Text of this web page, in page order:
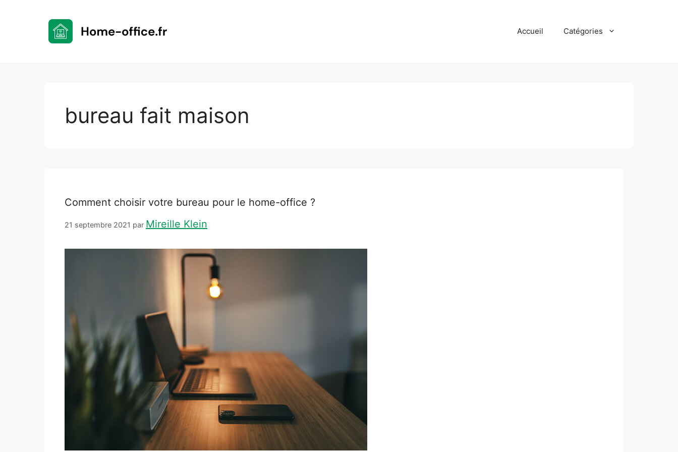
Accueil Catégories
bureau fait maison
Comment choisir votre bureau pour le home-office ?
21 septembre 2021 par Mireille Klein